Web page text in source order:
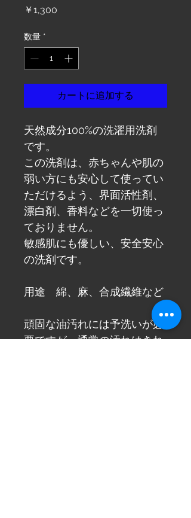
￥1,300
数量 *
カートに追加する
天然成分100%の洗濯用洗剤
です。
この洗剤は、赤ちゃんや肌の
弱い方にも安心して使ってい
ただけるよう、界面活性剤、
漂白剤、香料などを一切使っ
ておりません。
敏感肌にも優しい、安全安心
の洗剤です。
用途　綿、麻、合成繊維など
頑固な油汚れには予洗いが必
要ですが、通常の汚れはきれ